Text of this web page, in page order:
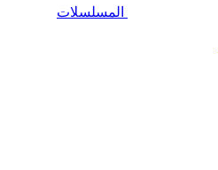
المسلسلات